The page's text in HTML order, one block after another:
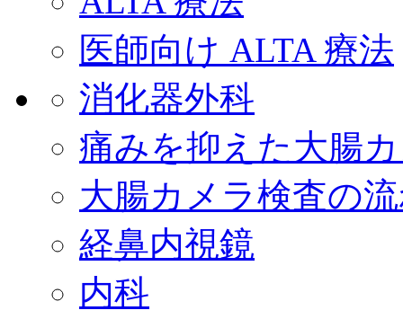
医師向け ALTA 療法
消化器外科
痛みを抑えた大腸
大腸カメラ検査の
経鼻内視鏡
内科